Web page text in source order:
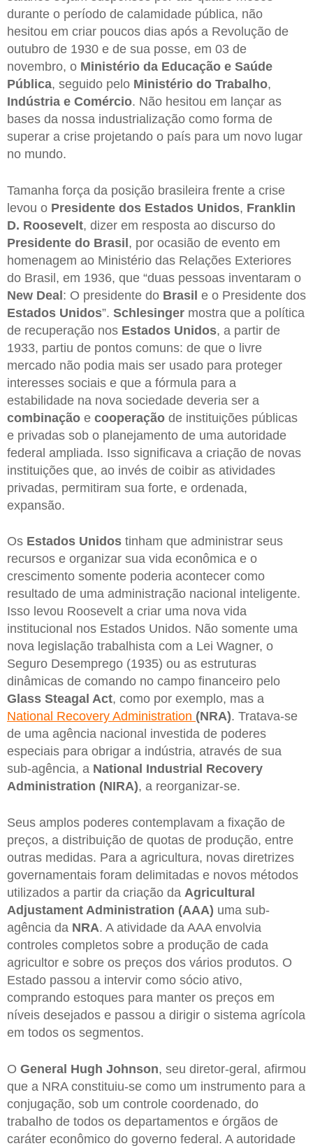
durante o período de calamidade pública, não
hesitou em criar poucos dias após a Revolução de
outubro de 1930 e de sua posse, em 03 de
novembro, o Ministério da Educação e Saúde
Pública, seguido pelo Ministério do Trabalho,
Indústria e Comércio. Não hesitou em lançar as
bases da nossa industrialização como forma de
superar a crise projetando o país para um novo lugar
no mundo.
Tamanha força da posição brasileira frente a crise
levou o Presidente dos Estados Unidos, Franklin
D. Roosevelt, dizer em resposta ao discurso do
Presidente do Brasil, por ocasião de evento em
homenagem ao Ministério das Relações Exteriores
do Brasil, em 1936, que “duas pessoas inventaram o
New Deal: O presidente do Brasil e o Presidente dos
Estados Unidos”. Schlesinger mostra que a política
de recuperação nos Estados Unidos, a partir de
1933, partiu de pontos comuns: de que o livre
mercado não podia mais ser usado para proteger
interesses sociais e que a fórmula para a
estabilidade na nova sociedade deveria ser a
combinação e cooperação de instituições públicas
e privadas sob o planejamento de uma autoridade
federal ampliada. Isso significava a criação de novas
instituições que, ao invés de coibir as atividades
privadas, permitiram sua forte, e ordenada,
expansão.
Os Estados Unidos tinham que administrar seus
recursos e organizar sua vida econômica e o
crescimento somente poderia acontecer como
resultado de uma administração nacional inteligente.
Isso levou Roosevelt a criar uma nova vida
institucional nos Estados Unidos. Não somente uma
nova legislação trabalhista com a Lei Wagner, o
Seguro Desemprego (1935) ou as estruturas
dinâmicas de comando no campo financeiro pelo
Glass Steagal Act, como por exemplo, mas a
National Recovery Administration (NRA). Tratava-se
de uma agência nacional investida de poderes
especiais para obrigar a indústria, através de sua
sub-agência, a National Industrial Recovery
Administration (NIRA), a reorganizar-se.
Seus amplos poderes contemplavam a fixação de
preços, a distribuição de quotas de produção, entre
outras medidas. Para a agricultura, novas diretrizes
governamentais foram delimitadas e novos métodos
utilizados a partir da criação da Agricultural
Adjustament Administration (AAA) uma sub-
agência da NRA. A atividade da AAA envolvia
controles completos sobre a produção de cada
agricultor e sobre os preços dos vários produtos. O
Estado passou a intervir como sócio ativo,
comprando estoques para manter os preços em
níveis desejados e passou a dirigir o sistema agrícola
em todos os segmentos.
O General Hugh Johnson, seu diretor-geral, afirmou
que a NRA constituiu-se como um instrumento para a
conjugação, sob um controle coordenado, do
trabalho de todos os departamentos e órgãos de
caráter econômico do governo federal. A autoridade